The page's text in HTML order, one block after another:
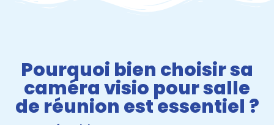
Pourquoi bien choisir sa
caméra visio pour salle
de réunion est essentiel ?